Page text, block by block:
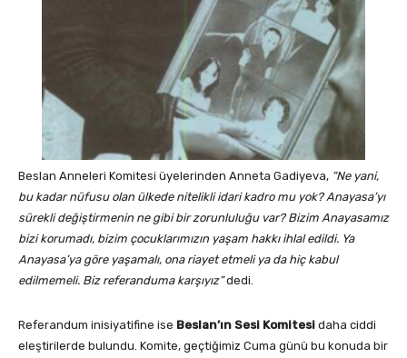
Beslan Anneleri Komitesi üyelerinden Anneta Gadiyeva, “Ne yani,
bu kadar nüfusu olan ülkede nitelikli idari kadro mu yok? Anayasa’yı
sürekli değiştirmenin ne gibi bir zorunluluğu var? Bizim Anayasamız
bizi korumadı, bizim çocuklarımızın yaşam hakkı ihlal edildi. Ya
Anayasa’ya göre yaşamalı, ona riayet etmeli ya da hiç kabul
edilmemeli. Biz referanduma karşıyız”dedi.
Referandum inisiyatifine ise Beslan’ın Sesi Komitesi daha ciddi
eleştirilerde bulundu. Komite, geçtiğimiz Cuma günü bu konuda bir